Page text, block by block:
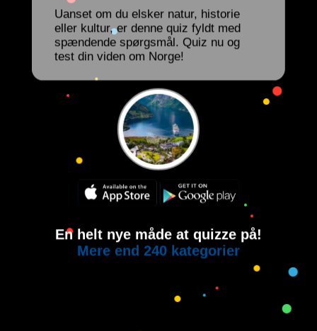
Uanset om du elsker natur, historie
eller kultur, er denne quiz fyldt med
spændende spørgsmål. Quiz nu og
test din viden om Norge!
En helt nye måde at quizze på!
Mere end 240 kategorier